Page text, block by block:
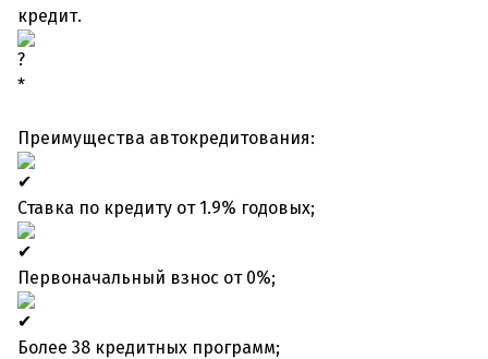
кредит.
*
Преимущества автокредитования:
Ставка по кредиту от 1.9% годовых;
Первоначальный взнос от 0%;
Более 38 кредитных программ;